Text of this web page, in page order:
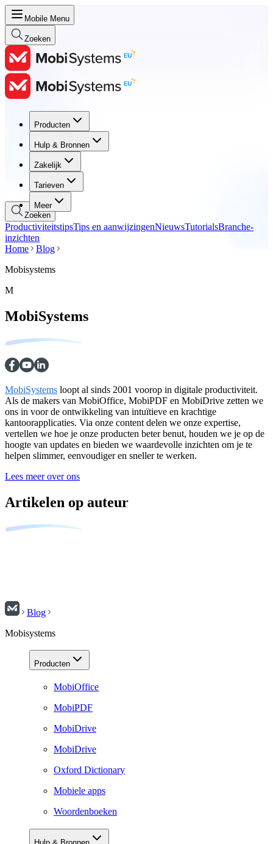
Mobile Menu
Zoeken
Producten
Hulp & Bronnen
Zakelijk
Tarieven
Meer
Producten
Hulp & Bronnen
Zakelijk
Tarieven
Zoeken
ProductiviteitstipsTips en aanwijzingenNieuwsTutorialsBranche-
inzichten
Home
Blog
Mobisystems
M
MobiSystems
MobiSystems loopt al sinds 2001 voorop in digitale productiviteit.
Als de makers van MobiOffice, MobiPDF en MobiDrive zetten we
ons in voor de ontwikkeling van intuïtieve en krachtige
kantoorapplicaties. Via onze content delen we onze expertise,
vertellen we hoe je onze producten beter benut, houden we je op de
hoogte van updates en bieden we waardevolle inzichten om je te
helpen slimmer, eenvoudiger en sneller te werken.
Lees meer over ons
Artikelen op auteur
Blog
Mobisystems
Producten
MobiOffice
MobiPDF
MobiDrive
MobiDrive
Oxford Dictionary
Mobiele apps
Woordenboeken